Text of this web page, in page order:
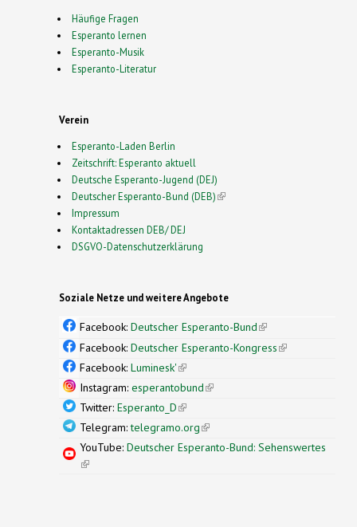
Häufige Fragen
Esperanto lernen
Esperanto-Musik
Esperanto-Literatur
Verein
Esperanto-Laden Berlin
Zeitschrift: Esperanto aktuell
Deutsche Esperanto-Jugend (DEJ)
Deutscher Esperanto-Bund (DEB)(link is external)
Impressum
Kontaktadressen DEB/ DEJ
DSGVO-Datenschutzerklärung
Soziale Netze und weitere Angebote
Facebook: Deutscher Esperanto-Bund(link is
external)
Facebook: Deutscher Esperanto-Kongress(link is
Facebook: Luminesk'(link is external)
Instagram: esperantobund(link is external)
Twitter: Esperanto_D(link is external)
Telegram:telegramo.org(link is external)
YouTube: Deutscher Esperanto-Bund: Sehenswertes
(link is external)